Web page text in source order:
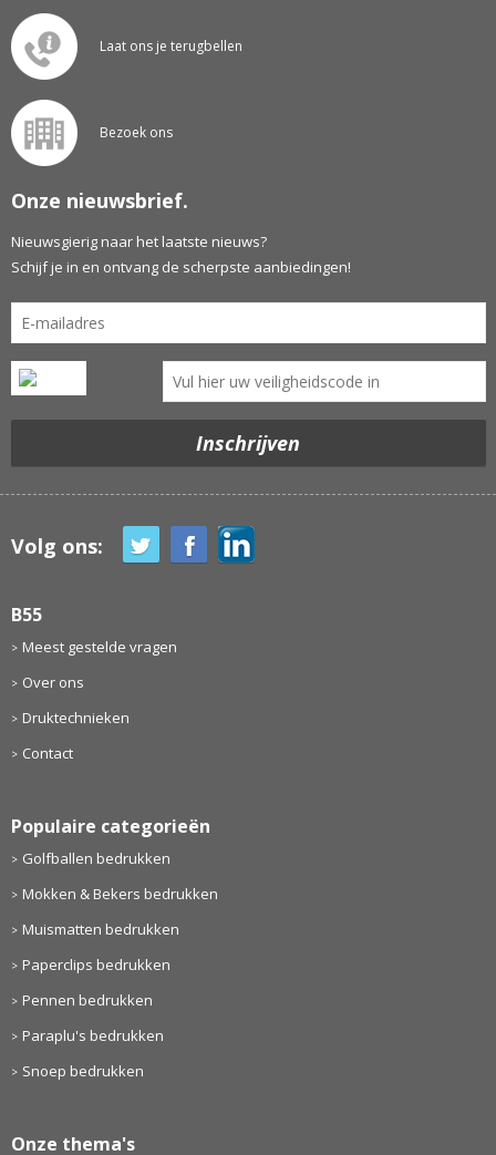
Laat ons je terugbellen
Bezoek ons
Onze nieuwsbrief.
Nieuwsgierig naar het laatste nieuws?
Schijf je in en ontvang de scherpste aanbiedingen!
Volg ons:
B55
Meest gestelde vragen
Over ons
Druktechnieken
Contact
Populaire categorieën
Golfballen bedrukken
Mokken & Bekers bedrukken
Muismatten bedrukken
Paperclips bedrukken
Pennen bedrukken
Paraplu's bedrukken
Snoep bedrukken
Onze thema's